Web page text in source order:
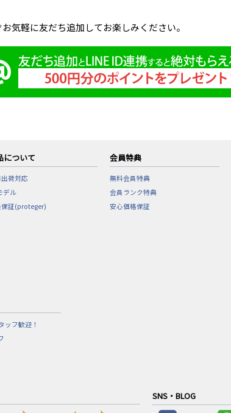
気軽に友だち追加してお楽しみください。
について
荷対応
デル
保証(proteger)
会員特典
無料会員特典
会員ランク特典
安心価格保証
ッフ歓迎！
SNS・BLOG